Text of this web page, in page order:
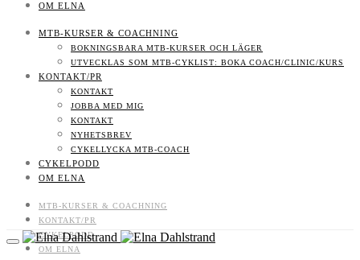
OM ELNA
MTB-KURSER & COACHNING
BOKNINGSBARA MTB-KURSER OCH LÄGER
UTVECKLAS SOM MTB-CYKLIST: BOKA COACH/CLINIC/KURS
KONTAKT/PR
KONTAKT
JOBBA MED MIG
KONTAKT
NYHETSBREV
CYKELLYCKA MTB-COACH
CYKELPODD
OM ELNA
MTB-KURSER & COACHNING
KONTAKT/PR
CYKELPODD
OM ELNA